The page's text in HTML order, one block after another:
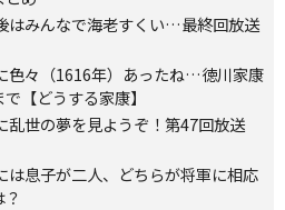
はみんなで海老すくい…最終回放送
色々（1616年）あったね…徳川家康
【どうする家康】
乱世の夢を見ようぞ！第47回放送
は息子が二人、どちらが将軍に相応